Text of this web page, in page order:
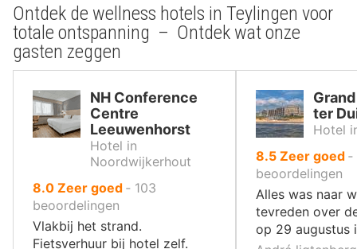
Ontdek de wellness hotels in Teylingen voor
totale ontspanning – Ontdek wat onze
gasten zeggen
NH Conference
Centre
Leeuwenhorst
Hotel in
Noordwijkerhout
8.0uit
10
,
Zeer goed ‐ 103
beoordelingen
Vlakbij het strand.
Fietsverhuur bij hotel zelf.
ter
Hotel
8.5uit
10
,
Zeer goed ‐
beoordelingen
Alles was naar
tevreden over
op 29 augustus